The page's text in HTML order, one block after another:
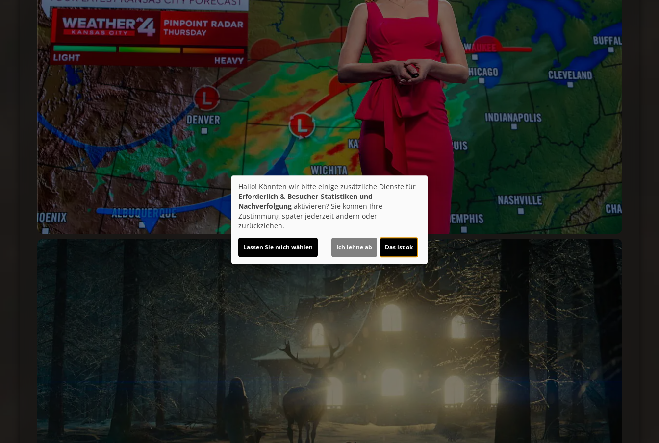
Hallo! Könnten wir bitte einige zusätzliche Dienste für
Erforderlich & Besucher-Statistiken und -
Nachverfolgung aktivieren? Sie können Ihre
Zustimmung später jederzeit ändern oder
zurückziehen.
Lassen Sie mich wählen Ich lehne ab Das ist ok